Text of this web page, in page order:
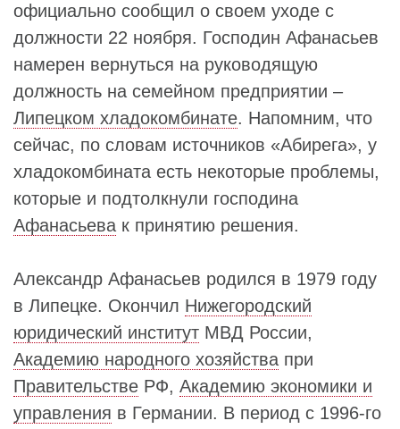
официально сообщил о своем уходе с
должности 22 ноября. Господин Афанасьев
намерен вернуться на руководящую
должность на семейном предприятии –
Липецком хладокомбинате. Напомним, что
сейчас, по словам источников «Абирега», у
хладокомбината есть некоторые проблемы,
которые и подтолкнули господина
Афанасьева к принятию решения.
Александр Афанасьев родился в 1979 году
в Липецке. Окончил Нижегородский
юридический институт МВД России,
Академию народного хозяйства при
Правительстве РФ, Академию экономики и
управления в Германии. В период с 1996-го